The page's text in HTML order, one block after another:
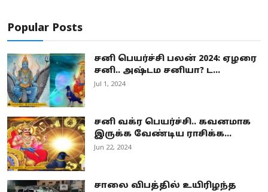
Popular Posts
சனி பெயர்ச்சி பலன் 2024: ஏழரை
சனி.. அஷ்டம சனியா? ட...
Jul 1, 2024
சனி வக்ர பெயர்ச்சி.. கவனமாக
இருக்க வேண்டிய ராசிக்க...
Jun 22, 2024
சாலை விபத்தில் உயிரிழந்த